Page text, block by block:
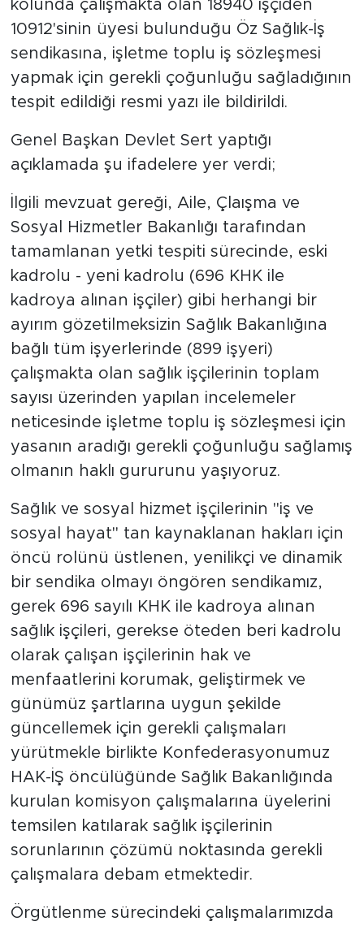
kolunda çalışmakta olan 18940 işçiden
10912'sinin üyesi bulunduğu Öz Sağlık-İş
sendikasına, işletme toplu iş sözleşmesi
yapmak için gerekli çoğunluğu sağladığının
tespit edildiği resmi yazı ile bildirildi.
Genel Başkan Devlet Sert yaptığı
açıklamada şu ifadelere yer verdi;
İlgili mevzuat gereği, Aile, Çlaışma ve
Sosyal Hizmetler Bakanlığı tarafından
tamamlanan yetki tespiti sürecinde, eski
kadrolu - yeni kadrolu (696 KHK ile
kadroya alınan işçiler) gibi herhangi bir
ayırım gözetilmeksizin Sağlık Bakanlığına
bağlı tüm işyerlerinde (899 işyeri)
çalışmakta olan sağlık işçilerinin toplam
sayısı üzerinden yapılan incelemeler
neticesinde işletme toplu iş sözleşmesi için
yasanın aradığı gerekli çoğunluğu sağlamış
olmanın haklı gururunu yaşıyoruz.
Sağlık ve sosyal hizmet işçilerinin "iş ve
sosyal hayat" tan kaynaklanan hakları için
öncü rolünü üstlenen, yenilikçi ve dinamik
bir sendika olmayı öngören sendikamız,
gerek 696 sayılı KHK ile kadroya alınan
sağlık işçileri, gerekse öteden beri kadrolu
olarak çalışan işçilerinin hak ve
menfaatlerini korumak, geliştirmek ve
günümüz şartlarına uygun şekilde
güncellemek için gerekli çalışmaları
yürütmekle birlikte Konfederasyonumuz
HAK-İŞ öncülüğünde Sağlık Bakanlığında
kurulan komisyon çalışmalarına üyelerini
temsilen katılarak sağlık işçilerinin
sorunlarının çözümü noktasında gerekli
çalışmalara debam etmektedir.
Örgütlenme sürecindeki çalışmalarımızda